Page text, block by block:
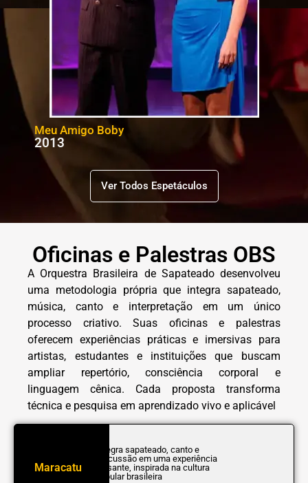
Meu Amigo Boby
2013
Ver Todos Espetáculos
Oficinas e Palestras OBS
A Orquestra Brasileira de Sapateado desenvolveu
uma metodologia própria que integra sapateado,
música, canto e interpretação em um único
processo criativo. Suas oficinas e palestras
oferecem experiências práticas e imersivas para
artistas, estudantes e instituições que buscam
ampliar repertório, consciência corporal e
linguagem cênica. Cada proposta transforma
técnica e pesquisa em aprendizado vivo e aplicável
Maracatu
Integra sapateado, canto e
percussão em uma experiência
pulsante, inspirada na cultura
popular brasileira